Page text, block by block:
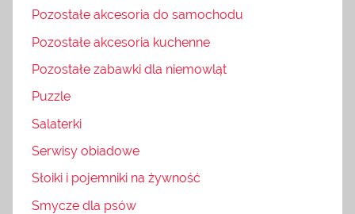
Pozostałe akcesoria do samochodu
Pozostałe akcesoria kuchenne
Pozostałe zabawki dla niemowląt
Puzzle
Salaterki
Serwisy obiadowe
Słoiki i pojemniki na żywność
Smycze dla psów